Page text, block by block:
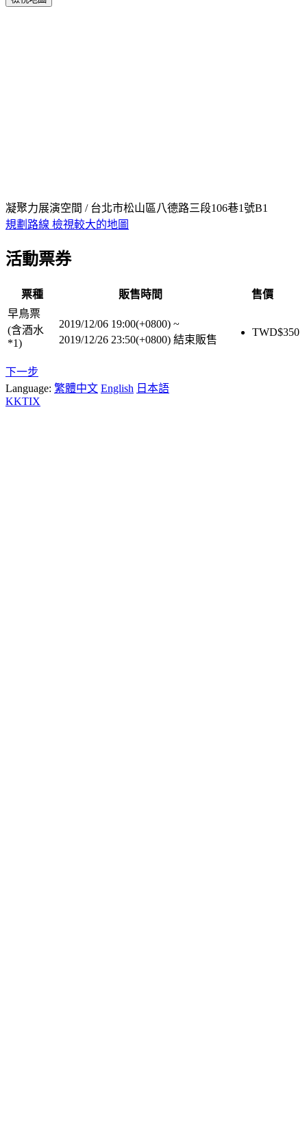
凝聚力展演空間 / 台北市松山區八德路三段106巷1號B1
規劃路線 檢視較大的地圖
活動票券
票種 販售時間
售價
早鳥票
(含酒水
*1)
2019/12/06 19:00(+0800) ~
2019/12/26 23:50(+0800) 結束販售
TWD$350
下一步
Language: 繁體中文 English 日本語
KKTIX